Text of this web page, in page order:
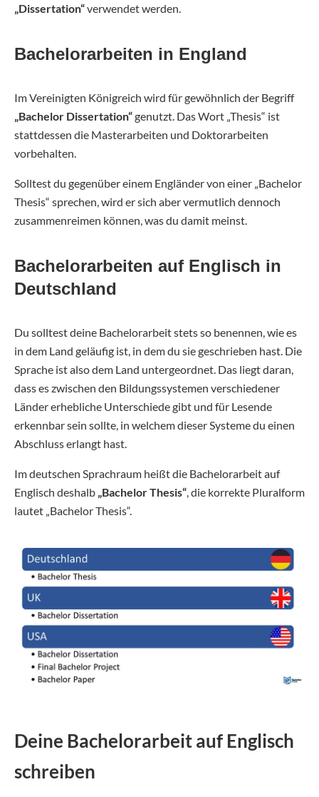
„Dissertation“verwendet werden.
Bachelorarbeiten in England
Im Vereinigten Königreich wird für gewöhnlich der Begriff
„Bachelor Dissertation“genutzt. Das Wort „Thesis“ ist
stattdessen die Masterarbeiten und Doktorarbeiten
vorbehalten.
Solltest du gegenüber einem Engländer von einer „Bachelor
Thesis“ sprechen, wird er sich aber vermutlich dennoch
zusammenreimen können, was du damit meinst.
Bachelorarbeiten auf Englisch in
Deutschland
Du solltest deine Bachelorarbeit stets so benennen, wie es
in dem Land geläufig ist, in dem du sie geschrieben hast. Die
Sprache ist also dem Land untergeordnet. Das liegt daran,
dass es zwischen den Bildungssystemen verschiedener
Länder erhebliche Unterschiede gibt und für Lesende
erkennbar sein sollte, in welchem dieser Systeme du einen
Abschluss erlangt hast.
Im deutschen Sprachraum heißt die Bachelorarbeit auf
Englisch deshalb „Bachelor Thesis“ , die korrekte Pluralform
lautet „Bachelor Thesis“.
Deine Bachelorarbeit auf Englisch
schreiben